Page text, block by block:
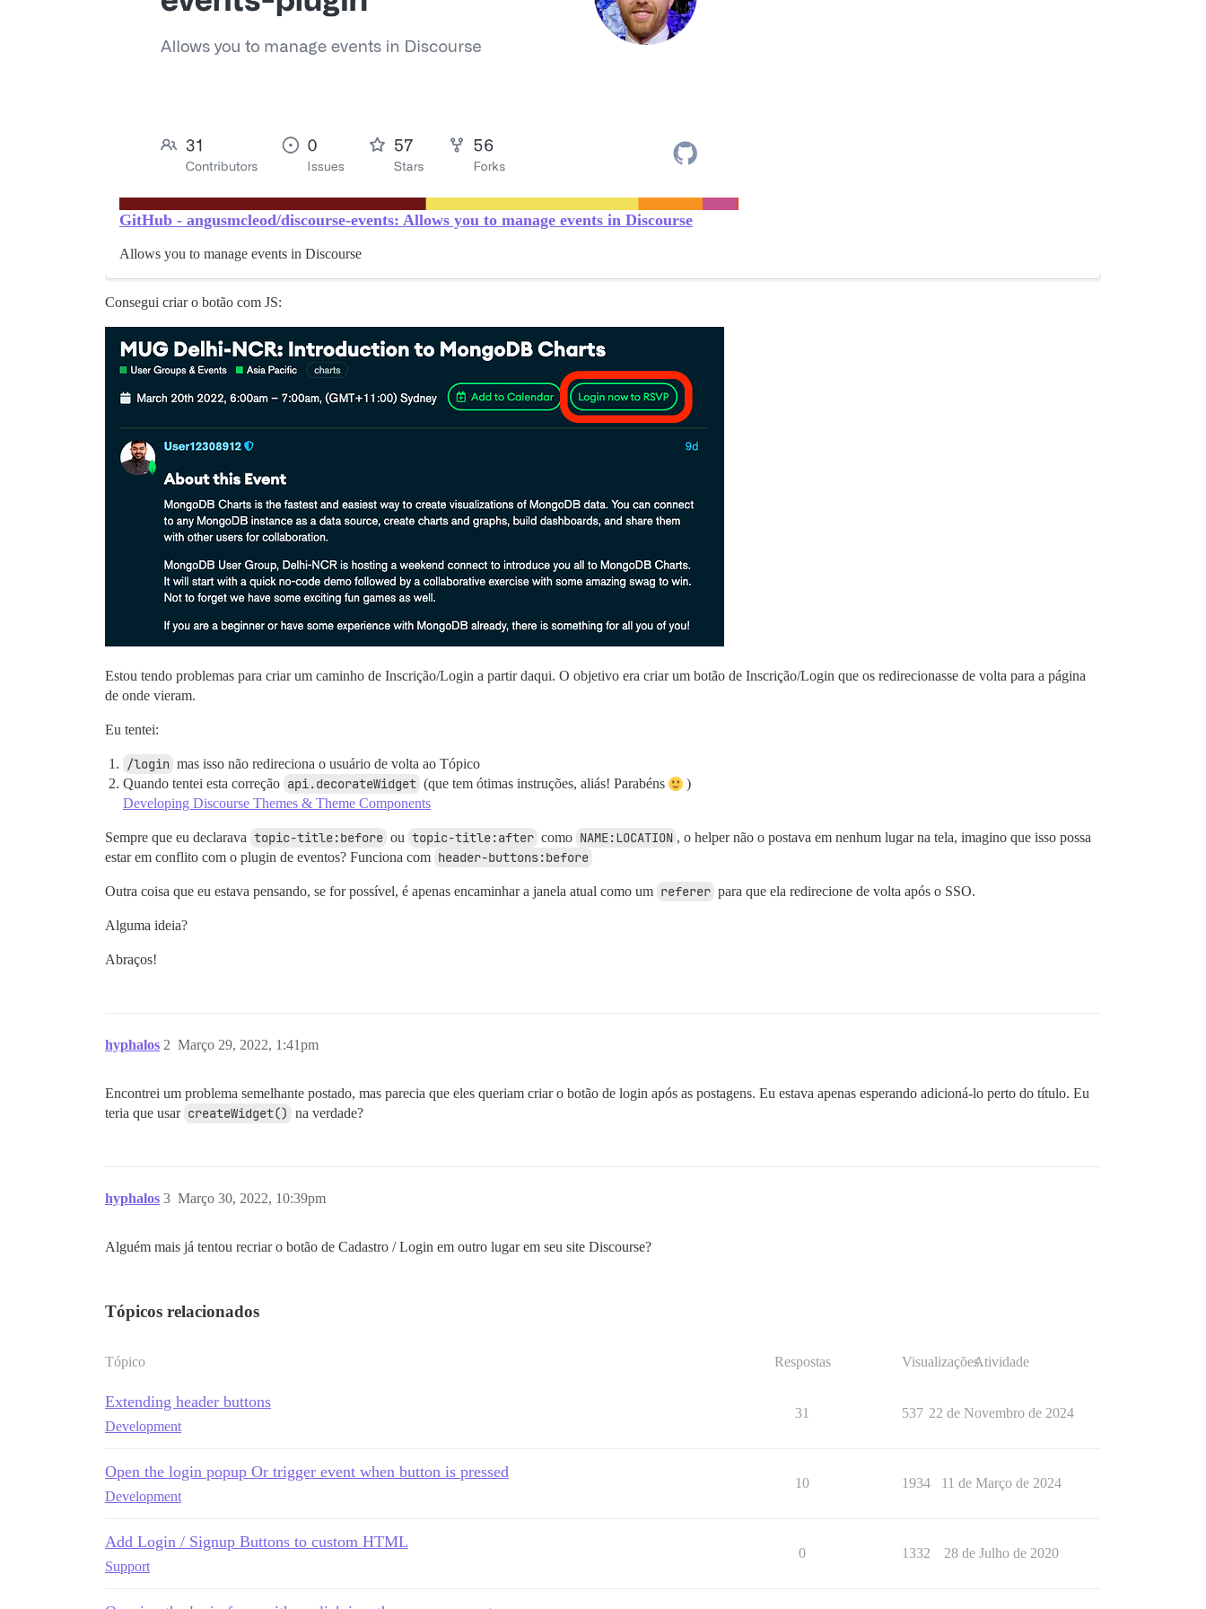
GitHub - angusmcleod/discourse-events: Allows you to manage events in Discourse
Allows you to manage events in Discourse
Consegui criar o botão com JS:
Estou tendo problemas para criar um caminho de Inscrição/Login a partir daqui. O objetivo era criar um botão de Inscrição/Login que os redirecionasse de volta para a página
de onde vieram.
Eu tentei:
/login mas isso não redireciona o usuário de volta ao Tópico
Quando tentei esta correção api.decorateWidget (que tem ótimas instruções, aliás! Parabéns
)
Developing Discourse Themes & Theme Components
Sempre que eu declarava topic-title:before ou topic-title:after como NAME:LOCATION , o helper não o postava em nenhum lugar na tela, imagino que isso possa
estar em conflito com o plugin de eventos? Funciona com header-buttons:before
Outra coisa que eu estava pensando, se for possível, é apenas encaminhar a janela atual como um referer para que ela redirecione de volta após o SSO.
Alguma ideia?
Abraços!
hyphalos Março 29, 2022, 1:41pm
2
Encontrei um problema semelhante postado, mas parecia que eles queriam criar o botão de login após as postagens. Eu estava apenas esperando adicioná-lo perto do título. Eu
teria que usar createWidget() na verdade?
hyphalos Março 30, 2022, 10:39pm
3
Alguém mais já tentou recriar o botão de Cadastro / Login em outro lugar em seu site Discourse?
Tópicos relacionados
Tópico Respostas VisualizaçõesAtividade
Extending header buttons
Development
31 537 22 de Novembro de 2024
Open the login popup Or trigger event when button is pressed
Development
10 1934 11 de Março de 2024
Add Login / Signup Buttons to custom HTML
Support
0 1332 28 de Julho de 2020